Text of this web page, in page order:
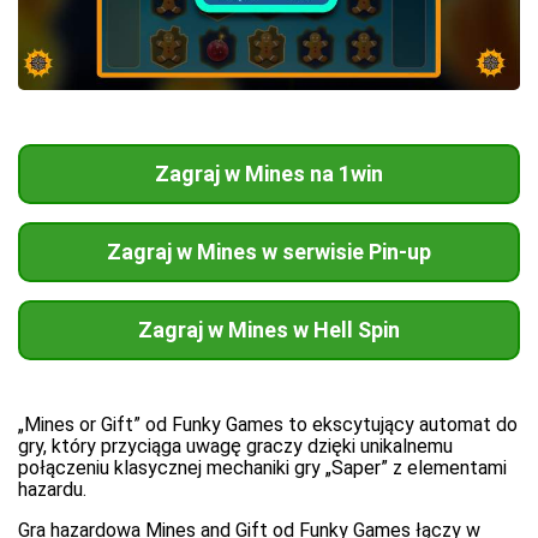
Zagraj w Mines na 1win
Zagraj w Mines w serwisie Pin-up
Zagraj w Mines w Hell Spin
„Mines or Gift” od Funky Games to ekscytujący automat do
gry, który przyciąga uwagę graczy dzięki unikalnemu
połączeniu klasycznej mechaniki gry „Saper” z elementami
hazardu.
Gra hazardowa Mines and Gift od Funky Games łączy w